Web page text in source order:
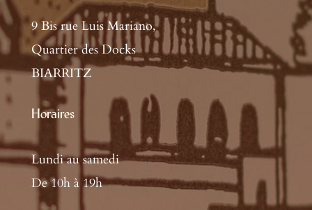
9 Bis rue Luis Mariano,
Quartier des Docks
BIARRITZ
Horaires
Lundi au samedi
De 10h à 19h